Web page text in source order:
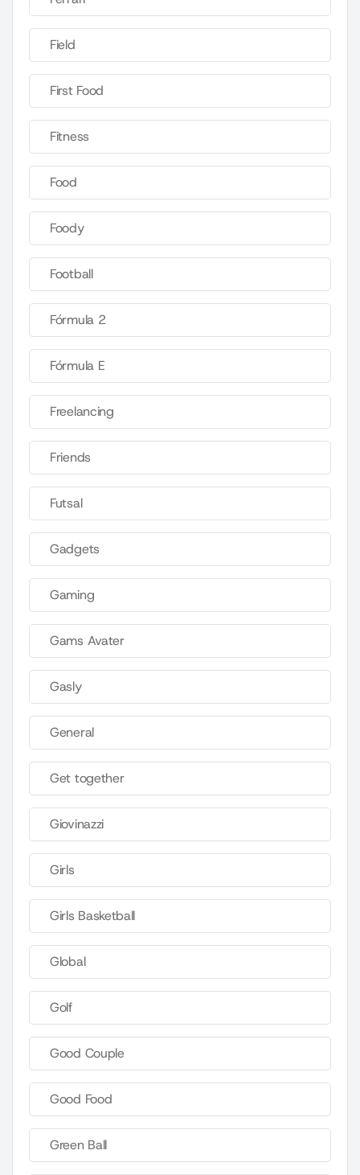
Field
First Food
Fitness
Food
Foody
Football
Fórmula 2
Fórmula E
Freelancing
Friends
Futsal
Gadgets
Gaming
Gams Avater
Gasly
General
Get together
Giovinazzi
Girls
Girls Basketball
Global
Golf
Good Couple
Good Food
Green Ball